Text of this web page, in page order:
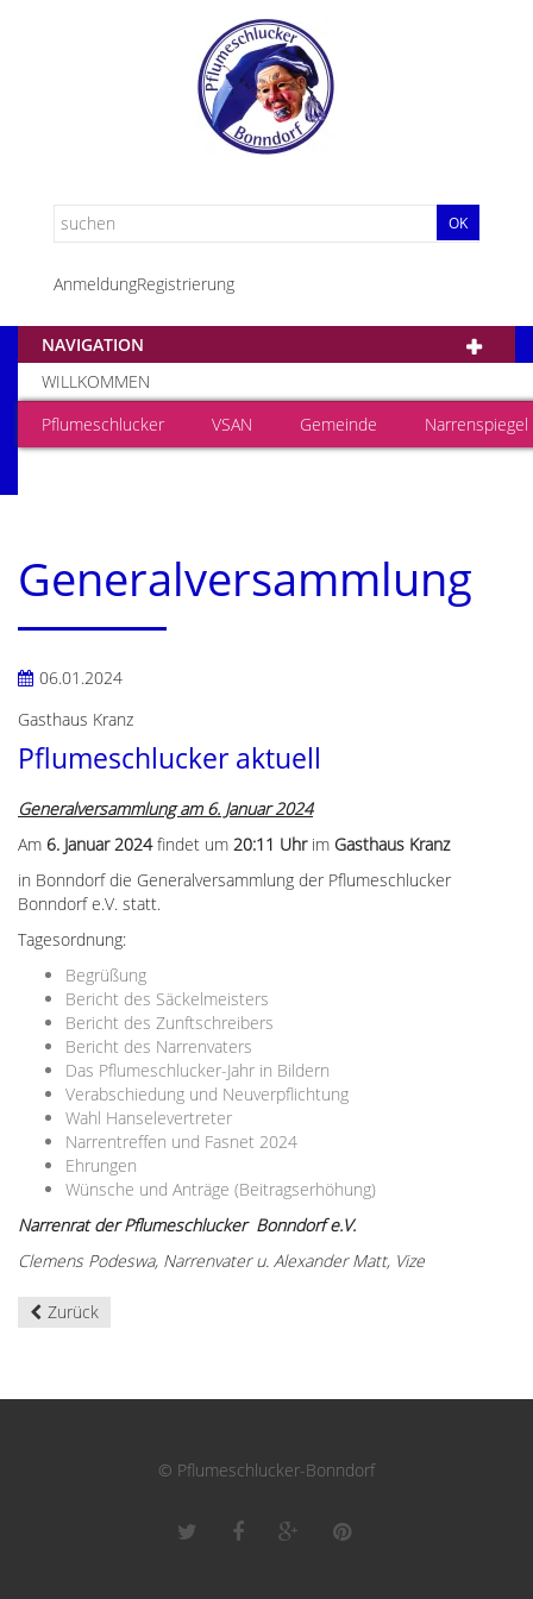
OK
AnmeldungRegistrierung
NAVIGATION
WILLKOMMEN
Pflumeschlucker
VSAN Gemeinde Narrenspiegel
Generalversammlung
06.01.2024
Gasthaus Kranz
Pflumeschlucker aktuell
Generalversammlung am 6. Januar 2024
Am 6. Januar 2024findet um 20:11 Uhr im Gasthaus Kranz
in Bonndorf die Generalversammlung der Pflumeschlucker
Bonndorf e.V. statt.
Tagesordnung:
Begrüßung
Bericht des Säckelmeisters
Bericht des Zunftschreibers
Bericht des Narrenvaters
Das Pflumeschlucker-Jahr in Bildern
Verabschiedung und Neuverpflichtung
Wahl Hanselevertreter
Narrentreffen und Fasnet 2024
Ehrungen
Wünsche und Anträge (Beitragserhöhung)
Narrenrat der Pflumeschlucker Bonndorf e.V.
Clemens Podeswa, Narrenvater u. Alexander Matt, Vize
Zurück
© Pflumeschlucker-Bonndorf